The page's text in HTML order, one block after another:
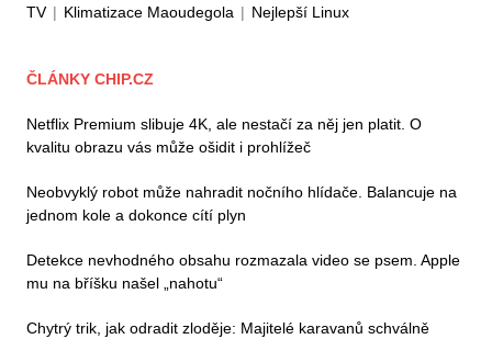
TV | Klimatizace Maoudegola | Nejlepší Linux
ČLÁNKY CHIP.CZ
Netflix Premium slibuje 4K, ale nestačí za něj jen platit. O
kvalitu obrazu vás může ošidit i prohlížeč
Neobvyklý robot může nahradit nočního hlídače. Balancuje na
jednom kole a dokonce cítí plyn
Detekce nevhodného obsahu rozmazala video se psem. Apple
mu na bříšku našel „nahotu“
Chytrý trik, jak odradit zloděje: Majitelé karavanů schválně